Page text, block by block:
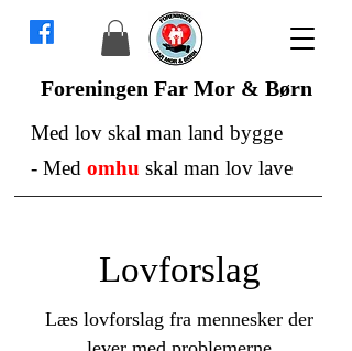
Foreningen Far Mor & Børn
Med lov skal man land bygge
- Med omhu skal man lov lave
Lovforslag
Læs lovforslag fra mennesker der